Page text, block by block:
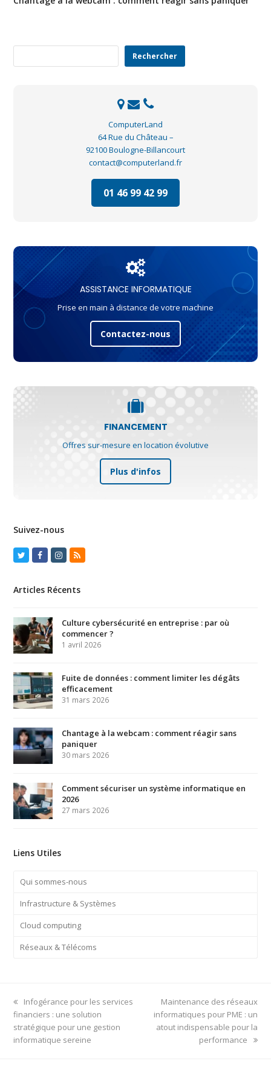
Rechercher
ComputerLand
64 Rue du Château –
92100 Boulogne-Billancourt
contact@computerland.fr
01 46 99 42 99
ASSISTANCE INFORMATIQUE
Prise en main à distance de votre machine
Contactez-nous
FINANCEMENT
Offres sur-mesure en location évolutive
Plus d'infos
Suivez-nous
TwitterFacebook
Instagram
RSS
Articles Récents
Culture cybersécurité en entreprise : par où
commencer ?
1 avril 2026
Fuite de données : comment limiter les dégâts
efficacement
31 mars 2026
Chantage à la webcam : comment réagir sans
paniquer
30 mars 2026
Comment sécuriser un système informatique en
2026
27 mars 2026
Liens Utiles
Qui sommes-nous
Infrastructure & Systèmes
Cloud computing
Réseaux & Télécoms
previous
post:
Infogérance pour les services
financiers : une solution
stratégique pour une gestion
informatique sereine
next
post:
Maintenance des réseaux
informatiques pour PME : un
atout indispensable pour la
performance